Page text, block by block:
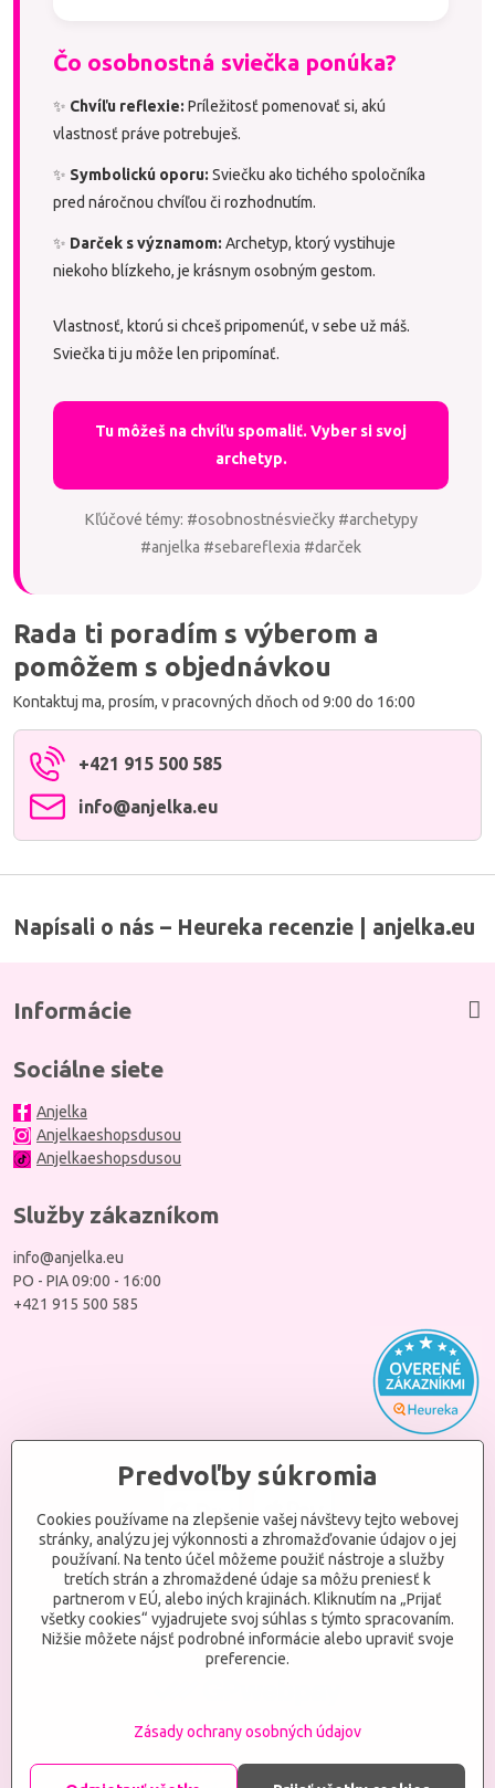
Čo osobnostná sviečka ponúka?
✨ Chvíľu reflexie: Príležitosť pomenovať si, akú
vlastnosť práve potrebuješ.
✨ Symbolickú oporu: Sviečku ako tichého spoločníka
pred náročnou chvíľou či rozhodnutím.
✨ Darček s významom: Archetyp, ktorý vystihuje
niekoho blízkeho, je krásnym osobným gestom.
Vlastnosť, ktorú si chceš pripomenúť, v sebe už máš.
Sviečka ti ju môže len pripomínať.
Tu môžeš na chvíľu spomaliť. Vyber si svoj
archetyp.
Kľúčové témy: #osobnostnésviečky #archetypy
#anjelka #sebareflexia #darček
Rada ti poradím s výberom a
pomôžem s objednávkou
Kontaktuj ma, prosím, v pracovných dňoch od 9:00 do 16:00
+421 915 500 585
info​@anjelka​.eu
Napísali o nás – Heureka recenzie | anjelka.eu
Informácie
Sociálne siete
Anjelka
Anjelkaeshopsdusou
Anjelkaeshopsdusou
Služby zákazníkom
info@anjelka.eu
PO - PIA 09:00 - 16:00
+421 915 500 585
©2026ANJELKA, s.r.o.
Predvoľby súkromia
Cookies používame na zlepšenie vašej návštevy tejto webovej
stránky, analýzu jej výkonnosti a zhromažďovanie údajov o jej
používaní. Na tento účel môžeme použiť nástroje a služby
tretích strán a zhromaždené údaje sa môžu preniesť k
partnerom v EÚ, alebo iných krajinách. Kliknutím na „Prijať
všetky cookies“ vyjadrujete svoj súhlas s týmto spracovaním.
Nižšie môžete nájsť podrobné informácie alebo upraviť svoje
preferencie.
Zásady ochrany osobných údajov